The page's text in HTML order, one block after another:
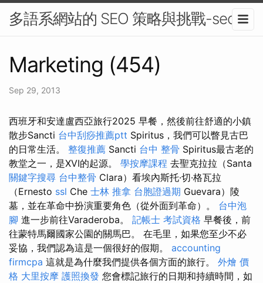
多語系網站的 SEO 策略與挑戰-seo
Marketing (454)
Sep 29, 2013
西班牙和安達盧西亞旅行2025 早餐，然後前往舒適的小鎮
散步Sancti 台中刮痧推薦ptt Spiritus，我們可以瞥見古巴
的日常生活。 整復推薦 Sancti 台中 整骨 Spiritus最古老的
教堂之一，是XVI的起源。 學按摩課程 去聖克拉拉（Santa
關鍵字搜尋 台中整骨 Clara）看埃內斯托·切·格瓦拉
（Ernesto ssl Che 士林 推拿 台胞證過期 Guevara）陵
墓，並在革命中扮演重要角色（從外面到革命）。 台中泡
腳 進一步前往Varaderoba。 記帳士 考試資格 早餐後，前
往蒙特馬爾國家公園的關馬巴。 在毛里，如果您至少不必
妥協，我們認為這是一個很好的假期。 accounting
firmcpa 這就是為什麼我們提供各個方面的旅行。 外燴 價
格 大里按摩 護照換發 您會標記旅行的日期和持續時間，如